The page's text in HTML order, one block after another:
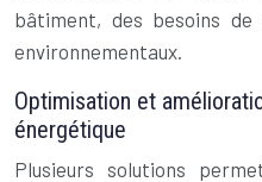
bâtiment, des besoins
environnementaux.
Optimisation et
énergétique
Plusieurs solutions